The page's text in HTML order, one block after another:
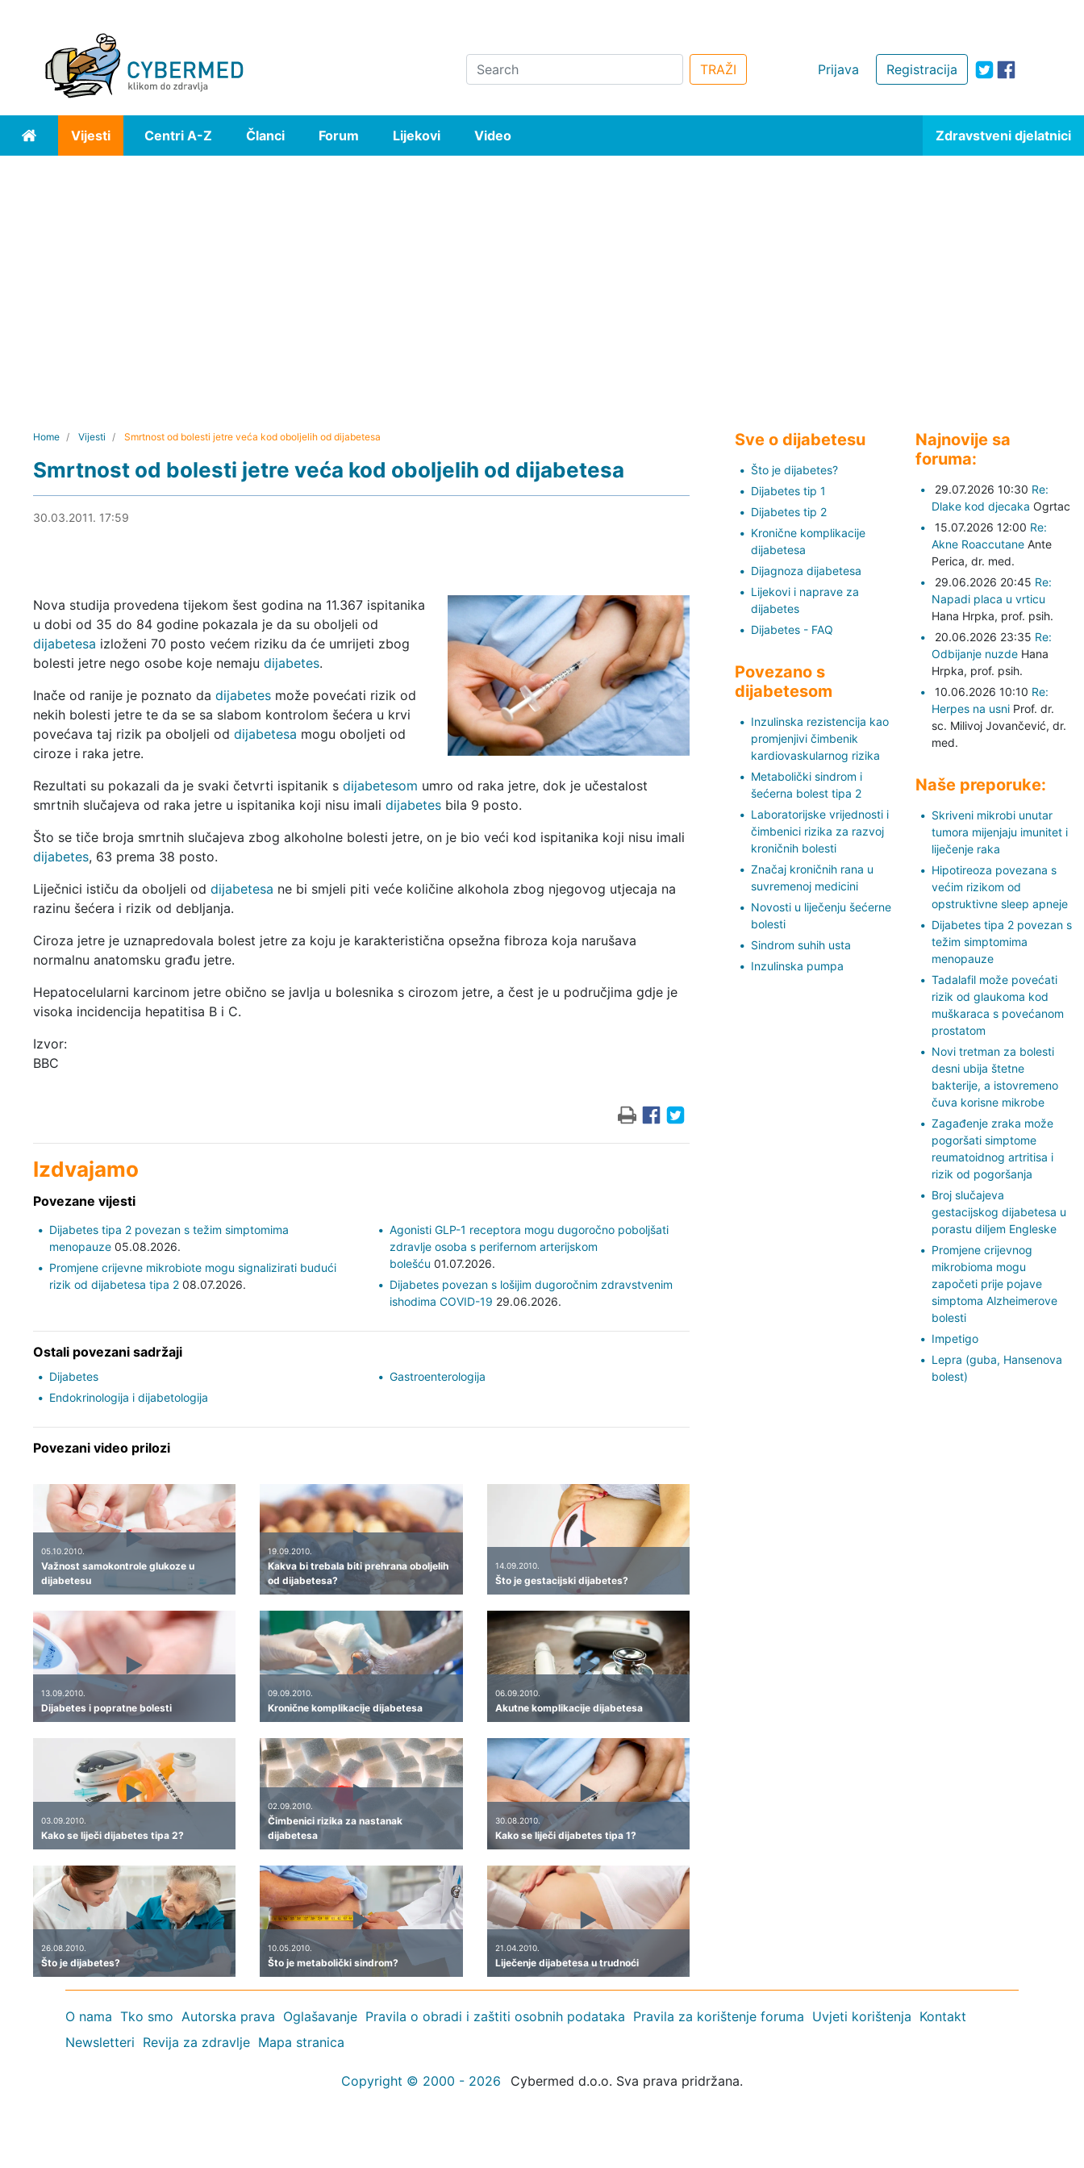
Registracija
Prijava
Search TRAŽI
Home Vijesti Centri A-Z Članci Forum Lijekovi Video Zdravstveni djelatnici
Home Vijesti Smrtnost od bolesti jetre veća kod oboljelih od dijabetesa
Smrtnost od bolesti jetre veća kod oboljelih od dijabetesa
30.03.2011. 18:29
30.03.2011. 17:59
Nova studija provedena tijekom šest godina na 11.367 ispitanika
u dobi od 35 do 84 godine pokazala je da su oboljeli od
dijabetesa izloženi 70 posto većem riziku da će umrijeti zbog
bolesti jetre nego osobe koje nemaju dijabetes.
Inače od ranije je poznato da dijabetesmože povećati rizik od
nekih bolesti jetre te da se sa slabom kontrolom šećera u krvi
povećava taj rizik pa oboljeli od dijabetesa mogu oboljeti od
ciroze i raka jetre.
Rezultati su pokazali da je svaki četvrti ispitanik s dijabetesom umro od raka jetre, dok je učestalost
smrtnih slučajeva od raka jetre u ispitanika koji nisu imali dijabetesbila 9 posto.
Što se tiče broja smrtnih slučajeva zbog alkoholne bolesti jetre, on je bio veći kod ispitanika koji nisu imali
dijabetes, 63 prema 38 posto.
Liječnici ističu da oboljeli od dijabetesa ne bi smjeli piti veće količine alkohola zbog njegovog utjecaja na
razinu šećera i rizik od debljanja.
Ciroza jetre je uznapredovala bolest jetre za koju je karakteristična opsežna fibroza koja narušava
normalnu anatomsku građu jetre.
Hepatocelularni karcinom jetre obično se javlja u bolesnika s cirozom jetre, a čest je u područjima gdje je
visoka incidencija hepatitisa B i C.
Izvor:
BBC
Izdvajamo
Povezane vijesti
Dijabetes tipa 2 povezan s težim simptomima
menopauze05.08.2026.
Promjene crijevne mikrobiote mogu signalizirati budući
rizik od dijabetesa tipa 208.07.2026.
Agonisti GLP-1 receptora mogu dugoročno poboljšati
zdravlje osoba s perifernom arterijskom
bolešću 01.07.2026.
Dijabetes povezan s lošijim dugoročnim zdravstvenim
ishodima COVID-19 29.06.2026.
Ostali povezani sadržaji
Dijabetes
Endokrinologija i dijabetologija
Gastroenterologija
Povezani video prilozi
05.10.2010.
Važnost samokontrole glukoze u
dijabetesu
19.09.2010.
Kakva bi trebala biti prehrana oboljelih
od dijabetesa?
14.09.2010.
Što je gestacijski dijabetes?
13.09.2010.
Dijabetes i popratne bolesti
09.09.2010.
Kronične komplikacije dijabetesa
06.09.2010.
Akutne komplikacije dijabetesa
03.09.2010.
Kako se liječi dijabetes tipa 2?
02.09.2010.
Čimbenici rizika za nastanak
dijabetesa
30.08.2010.
Kako se liječi dijabetes tipa 1?
26.08.2010.
Što je dijabetes?
10.05.2010.
Što je metabolički sindrom?
21.04.2010.
Liječenje dijabetesa u trudnoći
Sve o dijabetesu
Što je dijabetes?
Dijabetes tip 1
Dijabetes tip 2
Kronične komplikacije
dijabetesa
Dijagnoza dijabetesa
Lijekovi i naprave za
dijabetes
Dijabetes - FAQ
Povezano s
dijabetesom
Inzulinska rezistencija kao
promjenjivi čimbenik
kardiovaskularnog rizika
Metabolički sindrom i
šećerna bolest tipa 2
Laboratorijske vrijednosti i
čimbenici rizika za razvoj
kroničnih bolesti
Značaj kroničnih rana u
suvremenoj medicini
Novosti u liječenju šećerne
bolesti
Sindrom suhih usta
Inzulinska pumpa
Najnovije sa
foruma:
29.07.2026 10:30 Re:
Dlake kod djecaka Ogrtac
15.07.2026 12:00 Re:
Akne Roaccutane Ante
Perica, dr. med.
29.06.2026 20:45 Re:
Napadi placa u vrticu
Hana Hrpka, prof. psih.
20.06.2026 23:35 Re:
Odbijanje nuzde Hana
Hrpka, prof. psih.
10.06.2026 10:10 Re:
Herpes na usni Prof. dr.
sc. Milivoj Jovančević, dr.
med.
Naše preporuke:
Skriveni mikrobi unutar
tumora mijenjaju imunitet i
liječenje raka
Hipotireoza povezana s
većim rizikom od
opstruktivne sleep apneje
Dijabetes tipa 2 povezan s
težim simptomima
menopauze
Tadalafil može povećati
rizik od glaukoma kod
muškaraca s povećanom
prostatom
Novi tretman za bolesti
desni ubija štetne
bakterije, a istovremeno
čuva korisne mikrobe
Zagađenje zraka može
pogoršati simptome
reumatoidnog artritisa i
rizik od pogoršanja
Broj slučajeva
gestacijskog dijabetesa u
porastu diljem Engleske
Promjene crijevnog
mikrobioma mogu
započeti prije pojave
simptoma Alzheimerove
bolesti
Impetigo
Lepra (guba, Hansenova
bolest)
O nama Tko smo Autorska prava Oglašavanje Pravila o obradi i zaštiti osobnih podataka Pravila za korištenje foruma Uvjeti korištenja Kontakt
Newsletteri Revija za zdravlje Mapa stranica
Copyright © 2000 - 2026 Cybermed d.o.o. Sva prava pridržana.